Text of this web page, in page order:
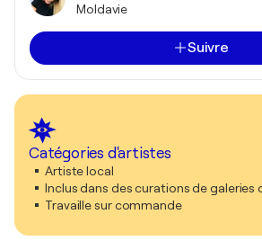
Moldavie
Suivre
Catégories d'artistes
Artiste local
Inclus dans des curations de galeries
Travaille sur commande